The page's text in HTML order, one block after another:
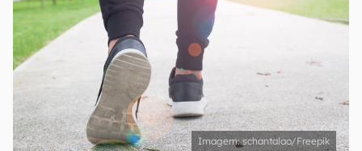
schantalao/Freepik